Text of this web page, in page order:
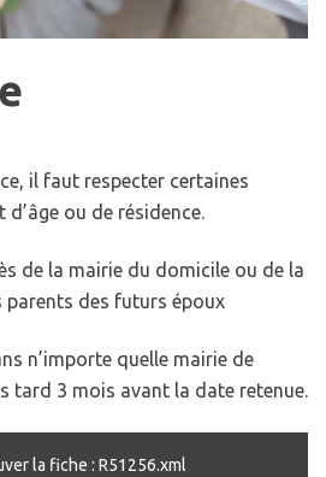
il faut respecter certaines
ou de résidence.
de la mairie du domicile ou de la
des futurs époux
n’importe quelle mairie de
tard 3 mois avant la date retenue.
la fiche : R51256.xml